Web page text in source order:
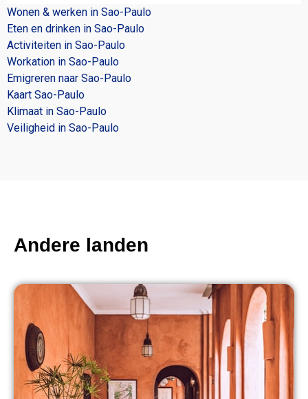
Wonen & werken in Sao-Paulo
Eten en drinken in Sao-Paulo
Activiteiten in Sao-Paulo
Workation in Sao-Paulo
Emigreren naar Sao-Paulo
Kaart Sao-Paulo
Klimaat in Sao-Paulo
Veiligheid in Sao-Paulo
Andere landen